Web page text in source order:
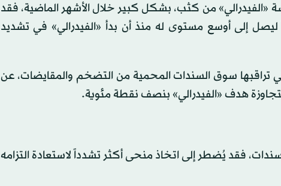
من كثب، بشكل كبير خلال الأشهر الماضية، فقد
بين العوائد على السندات لمدة سنتين و30 عاماً ليصل إلى أوسع مستوى له منذ أن بدأ «الفيدرالي» في تشديد
تراقبها سوق السندات المحمية من التضخم والمقايضات، عن
فقد يُضطر إلى اتخاذ منحى أكثر تشدداً لاستعادة التزامه